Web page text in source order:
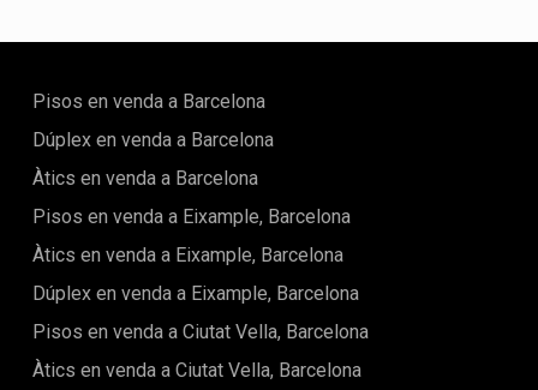
Pisos en venda a Barcelona
Dúplex en venda a Barcelona
Àtics en venda a Barcelona
Pisos en venda a Eixample, Barcelona
Àtics en venda a Eixample, Barcelona
Dúplex en venda a Eixample, Barcelona
Pisos en venda a Ciutat Vella, Barcelona
Àtics en venda a Ciutat Vella, Barcelona
Aquestes cookies són utilitzades per emmagatzemar
hàbits de navegació. Gràcies a elles, podem conèixer els
relacionada amb el perfil de navegació de l'usuari.